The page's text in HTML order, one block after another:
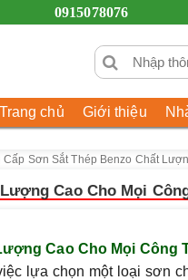
0915078076
Trang chủ Giới thiệu
Cấp Sơn Sắt Thép Benzo Chất
Cao Cho Mọi
Cao Cho Mọi Công
lựa chọn một loại sơn